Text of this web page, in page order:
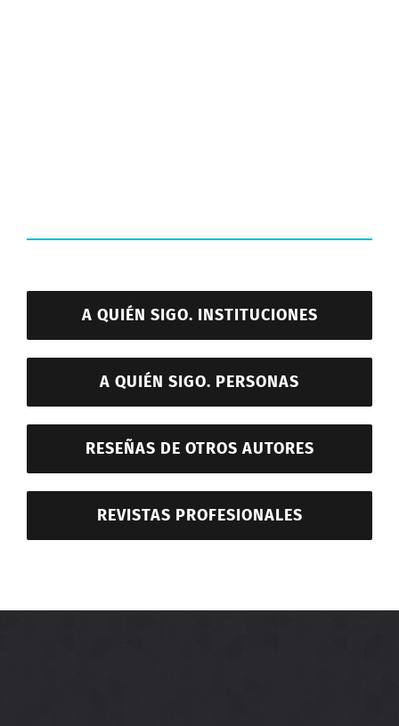
A QUIÉN SIGO. INSTITUCIONES
A QUIÉN SIGO. PERSONAS
RESEÑAS DE OTROS AUTORES
REVISTAS PROFESIONALES